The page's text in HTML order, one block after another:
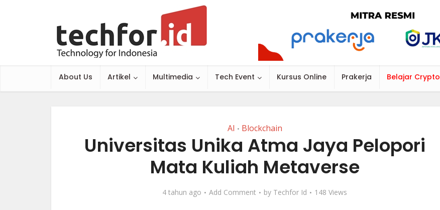
About Us Artikel Multimedia Tech Event Kursus Online Prakerja Belajar Crypto
AI • Blockchain
Universitas Unika Atma Jaya Pelopori
Mata Kuliah Metaverse
4 tahun ago Add Comment by Techfor Id 148 Views